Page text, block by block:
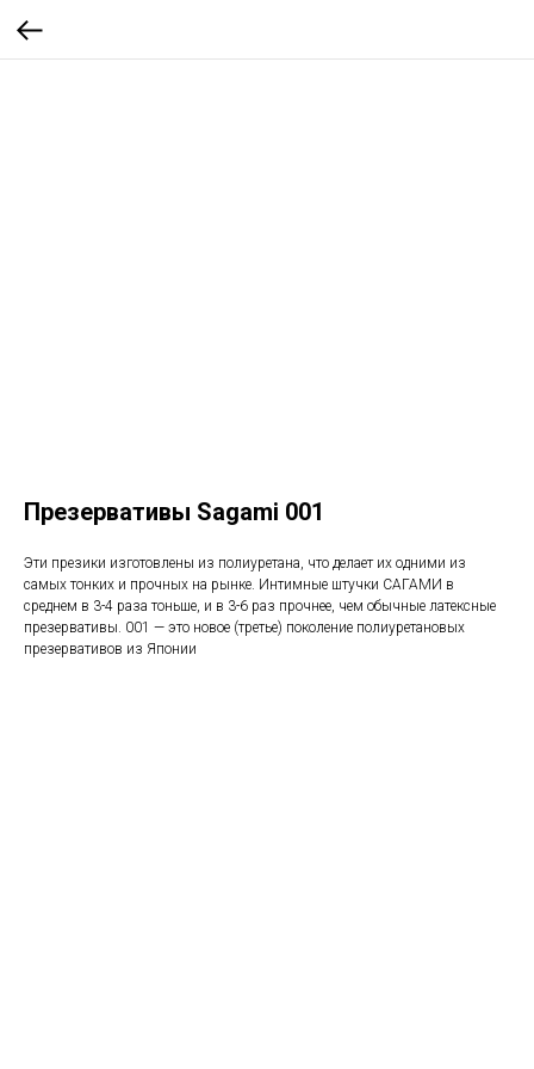
Презервативы Sagami 001
Эти презики изготовлены из полиуретана, что делает их одними из
самых тонких и прочных на рынке. Интимные штучки САГАМИ в
среднем в 3-4 раза тоньше, и в 3-6 раз прочнее, чем обычные латексные
презервативы. 001 — это новое (третье) поколение полиуретановых
презервативов из Японии